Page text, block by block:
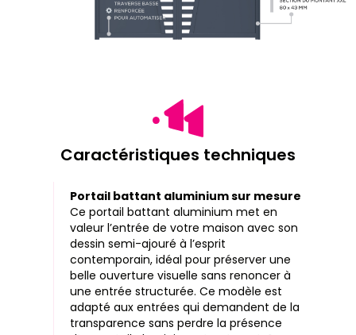
Caractéristiques techniques
Portail battant aluminium sur mesure
Ce portail battant aluminium met en
valeur l’entrée de votre maison avec son
dessin semi-ajouré à l’esprit
contemporain, idéal pour préserver une
belle ouverture visuelle sans renoncer à
une entrée structurée. Ce modèle est
adapté aux entrées qui demandent de la
transparence sans perdre la présence